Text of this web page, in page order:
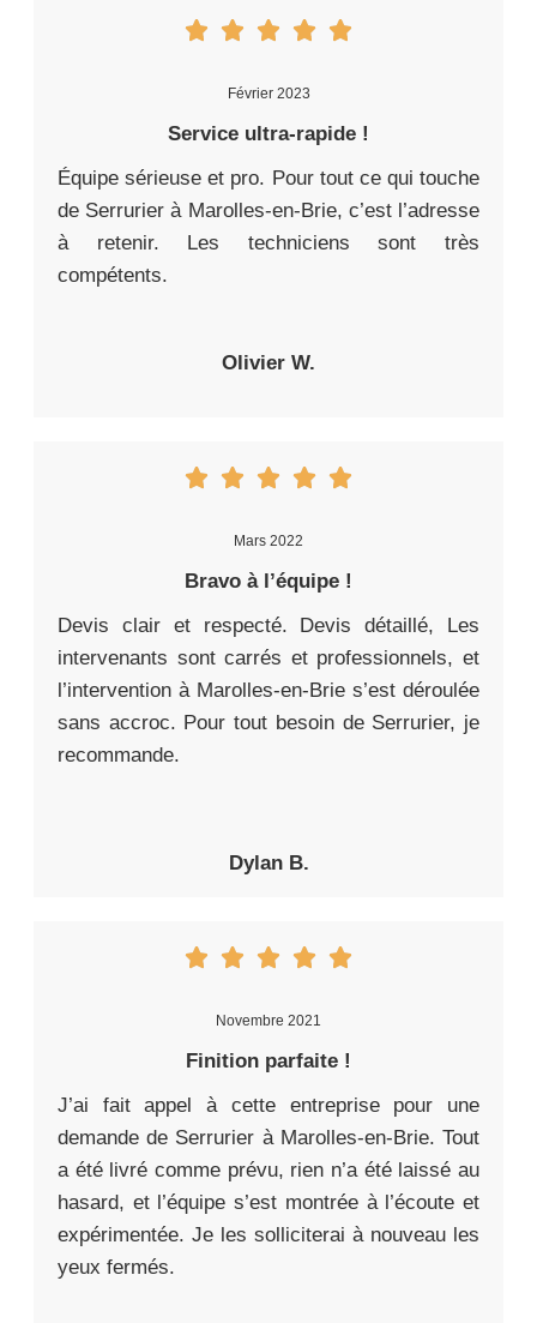
Février 2023
Service ultra-rapide !
Équipe sérieuse et pro. Pour tout ce qui touche
de Serrurier à Marolles-en-Brie, c’est l’adresse
à retenir. Les techniciens sont très
compétents.
Olivier W.
Mars 2022
Bravo à l’équipe !
Devis clair et respecté. Devis détaillé, Les
intervenants sont carrés et professionnels, et
l’intervention à Marolles-en-Brie s’est déroulée
sans accroc. Pour tout besoin de Serrurier, je
recommande.
Dylan B.
Novembre 2021
Finition parfaite !
J’ai fait appel à cette entreprise pour une
demande de Serrurier à Marolles-en-Brie. Tout
a été livré comme prévu, rien n’a été laissé au
hasard, et l’équipe s’est montrée à l’écoute et
expérimentée. Je les solliciterai à nouveau les
yeux fermés.